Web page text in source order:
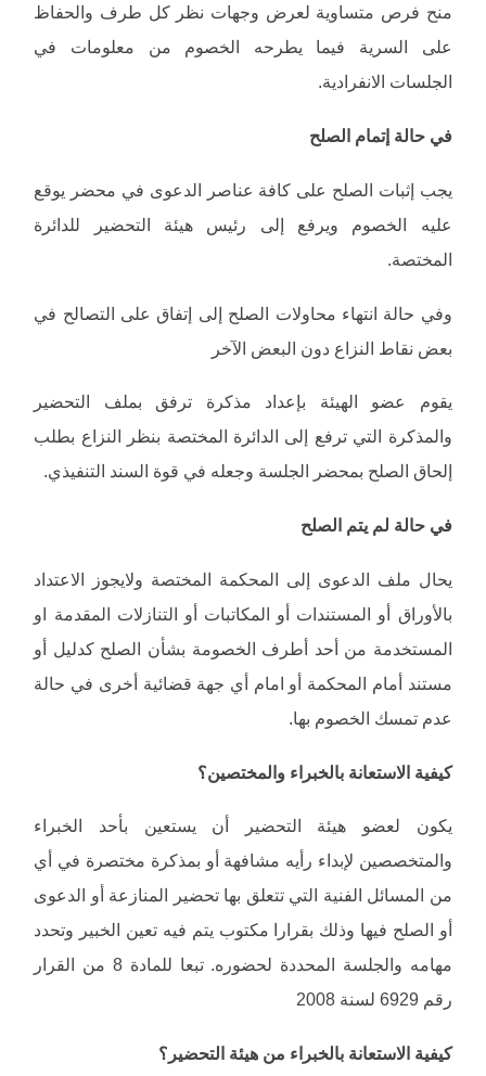
منح فرص متساوية لعرض وجهات نظر كل طرف والحفاظ
على السرية فيما يطرحه الخصوم من معلومات في
الجلسات الانفرادية.
في حالة إتمام الصلح
يجب إثبات الصلح على كافة عناصر الدعوى في محضر يوقع
عليه الخصوم ويرفع إلى رئيس هيئة التحضير للدائرة
المختصة.
وفي حالة انتهاء محاولات الصلح إلى إتفاق على التصالح في
بعض نقاط النزاع دون البعض الآخر
يقوم عضو الهيئة بإعداد مذكرة ترفق بملف التحضير
والمذكرة التي ترفع إلى الدائرة المختصة بنظر النزاع بطلب
إلحاق الصلح بمحضر الجلسة وجعله في قوة السند التنفيذي.
في حالة لم يتم الصلح
يحال ملف الدعوى إلى المحكمة المختصة ولايجوز الاعتداد
بالأوراق أو المستندات أو المكاتبات أو التنازلات المقدمة او
المستخدمة من أحد أطرف الخصومة بشأن الصلح كدليل أو
مستند أمام المحكمة أو امام أي جهة قضائية أخرى في حالة
عدم تمسك الخصوم بها.
كيفية الاستعانة بالخبراء والمختصين؟
يكون لعضو هيئة التحضير أن يستعين بأحد الخبراء
والمتخصصين لإبداء رأيه مشافهة أو بمذكرة مختصرة في أي
من المسائل الفنية التي تتعلق بها تحضير المنازعة أو الدعوى
أو الصلح فيها وذلك بقرارا مكتوب يتم فيه تعين الخبير وتحدد
مهامه والجلسة المحددة لحضوره. تبعا للمادة 8 من القرار
رقم 6929 لسنة 2008
كيفية الاستعانة بالخبراء من هيئة التحضير؟